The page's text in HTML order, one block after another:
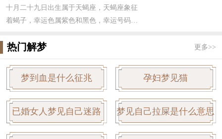
无法定型，追求思想自由人很聪明。对待朋
友友善和睦，算是绝对的“友谊之星”，但是
对稳定。
十月二十九日出生属于天蝎座，天蝎座象征
着蝎子，幸运色属紫色和黑色，幸运号码为
向来高瞻远瞩，看的比较远，能够洞察人
心。对于天蝎女来说，更容易明察秋毫，掌
握人心，并且有很强的占有欲，让人琢磨不
透，伴随着一股很强的神秘感，让人难以接
近。
热门解梦 更多>>
梦到血是什么征兆 孕妇梦见猫
已婚女人梦见自己迷路 梦见自己拉屎是什么意思